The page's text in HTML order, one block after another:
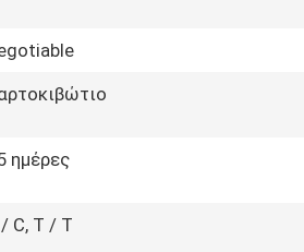
ημέρες
C, T / T